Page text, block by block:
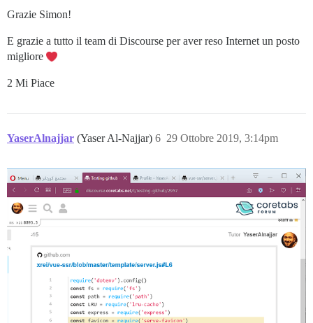
Grazie Simon!
E grazie a tutto il team di Discourse per aver reso Internet un posto
migliore
2 Mi Piace
YaserAlnajjar (Yaser Al-Najjar) 29 Ottobre 2019, 3:14pm
6